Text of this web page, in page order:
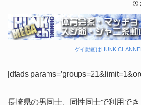
ゲイ動画はHUNK CHANNEL
[dfads
長崎県の男同士、同性同士で利用で